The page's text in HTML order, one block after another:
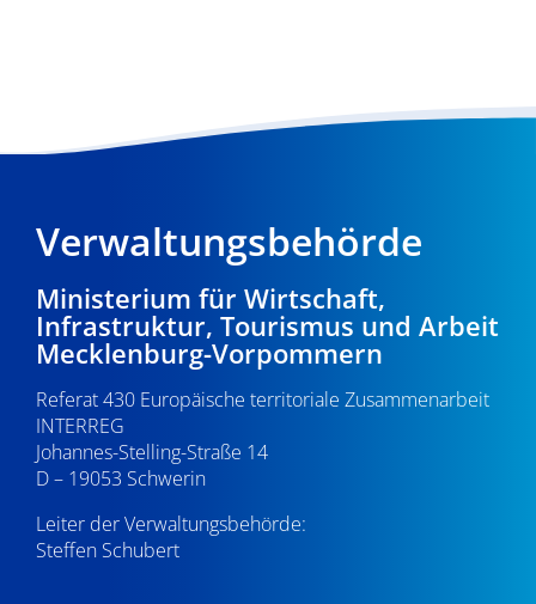
u
A
s
c
a
t
o
u
n
g
e
n
Verwaltungsbehörde
Ministerium für Wirtschaft,
Infrastruktur, Tourismus und Arbeit
Mecklenburg-Vorpommern
Referat 430 Europäische territoriale Zusammenarbeit
INTERREG
Johannes-Stelling-Straße 14
D – 19053 Schwerin
Leiter der Verwaltungsbehörde:
Steffen Schubert